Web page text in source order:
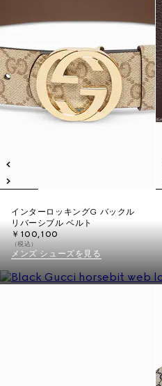
インターロッキングG バックル
リバーシブル ベルト
￥100,100
（税込）
メンズ シューズを見る